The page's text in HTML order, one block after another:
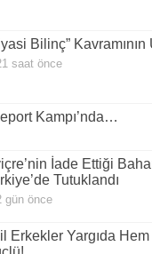
Bilinç” Kavramının
saat önce
Kampı’nda…
İade Ettiği
Tutuklandı
gün önce
Erkekler Yargıda